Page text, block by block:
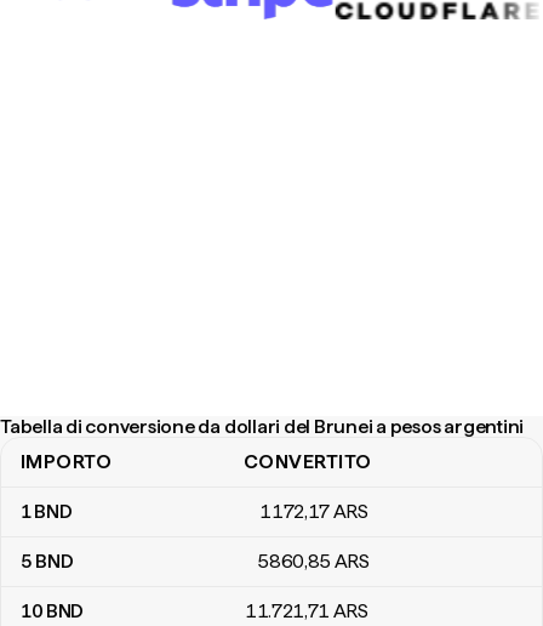
Tabella di conversione da dollari del Brunei a pesos argentini
Tabella di conversione da dollari del Brunei a pesos argentini
IMPORTO CONVERTITO
1BND 1172,17ARS
5 BND 5860,85 ARS
10 BND 11.721,71 ARS